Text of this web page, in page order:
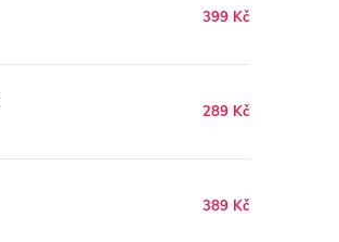
399 Kč
289 Kč
389 Kč